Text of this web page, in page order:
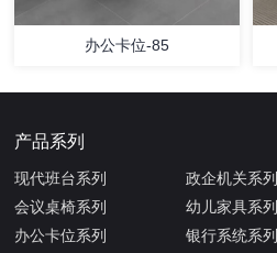
办公卡位-85
产品系列
现代班台系列
会议桌椅系列
办公卡位系列
政企机关系列
幼儿家具系列
银行系统系列